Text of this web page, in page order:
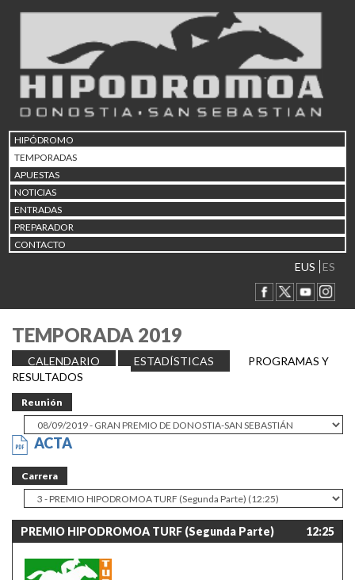
HIPÓDROMO
TEMPORADAS
APUESTAS
NOTICIAS
ENTRADAS
PREPARADOR
CONTACTO
EUS ES
TEMPORADA 2019
CALENDARIO ESTADÍSTICAS
PROGRAMAS Y
RESULTADOS
Reunión
ACTA
Carrera
PREMIO HIPODROMOA TURF (Segunda Parte) 12:25